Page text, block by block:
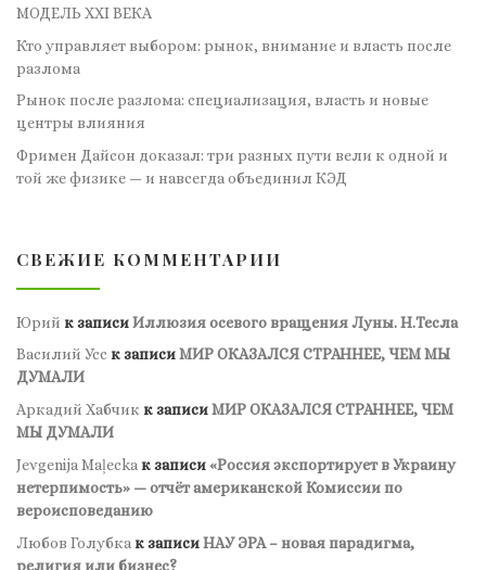
МОДЕЛЬ XXI ВЕКА
Кто управляет выбором: рынок, внимание и власть после
разлома
Рынок после разлома: специализация, власть и новые
центры влияния
Фримен Дайсон доказал: три разных пути вели к одной и
той же физике — и навсегда объединил КЭД
СВЕЖИЕ КОММЕНТАРИИ
Юрий к записиИллюзия осевого вращения Луны. Н.Тесла
Василий Усс к записиМИР ОКАЗАЛСЯ СТРАННЕЕ, ЧЕМ МЫ
ДУМАЛИ
Аркадий Хабчик к записиМИР ОКАЗАЛСЯ СТРАННЕЕ, ЧЕМ
МЫ ДУМАЛИ
Jevgenija Maļecka к записи«Россия экспортирует в Украину
нетерпимость» — отчёт американской Комиссии по
вероисповеданию
Любов Голубка к записиНАУ ЭРА – новая парадигма,
религия или бизнес?